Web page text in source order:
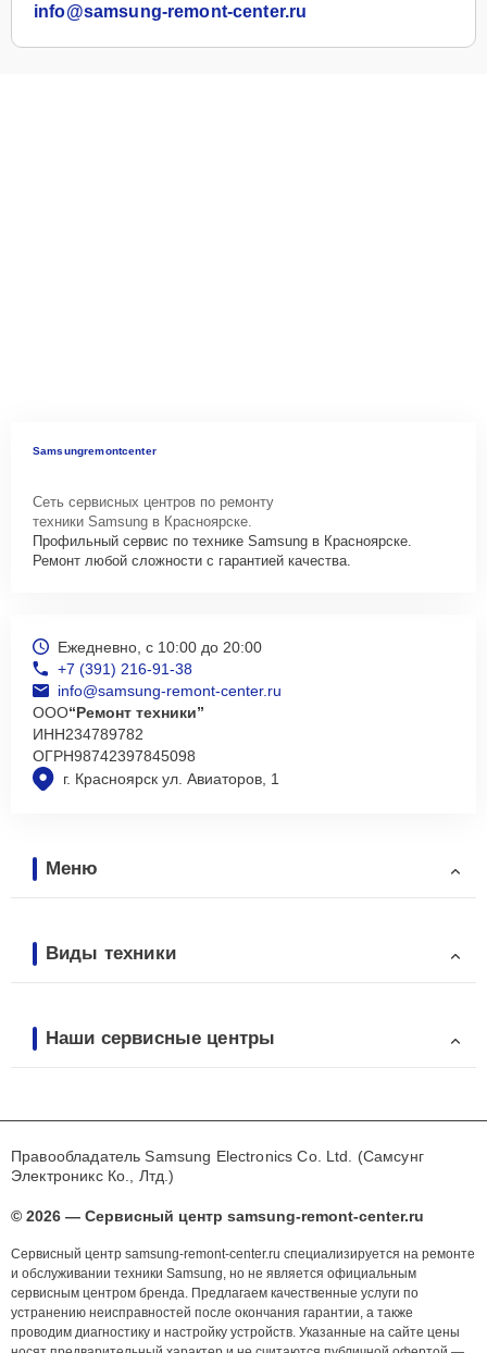
info@samsung-remont-center.ru
Samsungremontcenter
Сеть сервисных центров по ремонту
техники Samsung в Красноярске.
Профильный сервис по технике Samsung в Красноярске.
Ремонт любой сложности с гарантией качества.
г. Красноярск ул. Авиаторов, 1
Ежедневно, с 10:00 до 20:00
+7 (391) 216-91-38
info@samsung-remont-center.ru
ООО“Ремонт техники”
ИНН234789782
ОГРН98742397845098
Меню
Виды техники
Наши сервисные центры
Правообладатель Samsung Electronics Co. Ltd. (Самсунг
Электроникс Ко., Лтд.)
© 2026 — Сервисный центр samsung-remont-center.ru
Сервисный центр samsung-remont-center.ru специализируется на ремонте
и обслуживании техники Samsung, но не является официальным
сервисным центром бренда. Предлагаем качественные услуги по
устранению неисправностей после окончания гарантии, а также
проводим диагностику и настройку устройств. Указанные на сайте цены